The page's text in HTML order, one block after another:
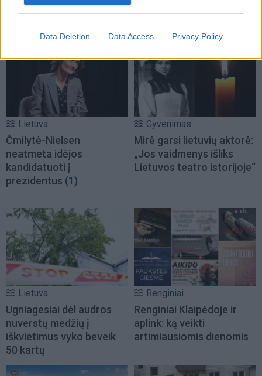
Data Deletion Data Access Privacy Policy
NAUJI
Lietuva
Čmilytė-Nielsen
neatmeta idėjos
kandidatuoti į
prezidentus (1)
Gyvenimas
Mirė garsi lietuvių aktorė:
„Jos vaidmenys išliks
Lietuvos teatro istorijoje“
Lietuva
Ugniagesiai dėl audros
nuverstų medžių į
iškvietimus vyko beveik
50 kartų
Renginiai
Renginiai Klaipėdoje ir
aplink: ką veikti
artimiausiomis dienomis